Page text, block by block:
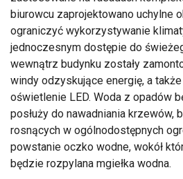
biurowcu zaprojektowano uchylne
ograniczyć wykorzystywanie
jednoczesnym dostępie do
wewnątrz budynku zostały
windy odzyskujące energię, a
oświetlenie LED. Woda z opadów
posłuży do nawadniania krzewów,
rosnących w ogólnodostępnych
powstanie oczko wodne, wokół
będzie rozpylana mgiełka wodna.